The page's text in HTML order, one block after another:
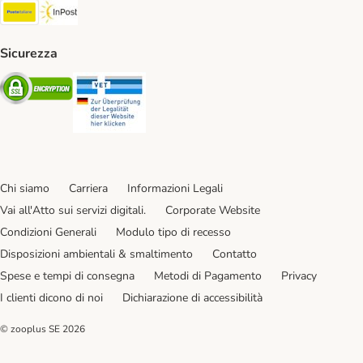
Poste Italiane. Shipping Method
Sicurezza
Security
Chi siamo Carriera
Informazioni Legali
Vai all'Atto sui servizi digitali.
Corporate Website
Condizioni Generali
Modulo tipo di recesso
Disposizioni ambientali & smaltimento
Contatto
Spese e tempi di consegna
Metodi di Pagamento
Privacy
I clienti dicono di noi
Dichiarazione di accessibilità
© zooplus SE 2026